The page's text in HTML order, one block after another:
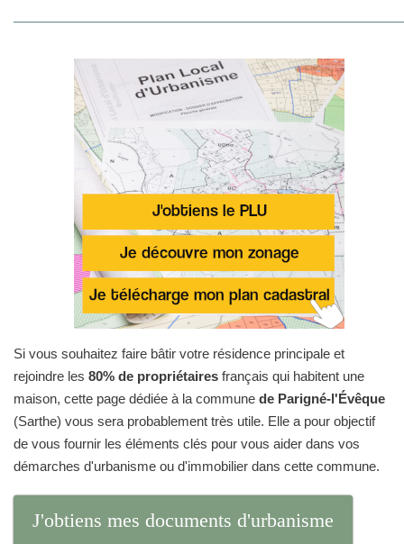
Si vous souhaitez faire bâtir votre résidence principale et
rejoindre les 80% de propriétaires français qui habitent une
maison, cette page dédiée à la commune de Parigné-l'Évêque
(Sarthe) vous sera probablement très utile. Elle a pour objectif
de vous fournir les éléments clés pour vous aider dans vos
démarches d'urbanisme ou d'immobilier dans cette commune.
J'obtiens mes documents d'urbanisme